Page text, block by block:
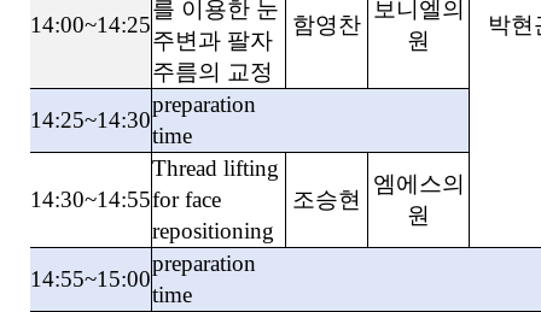
14:00~14:25
를 이용한 눈
주변과 팔자
주름의 교정
함영찬
보니엘의
원
박현
14:25~14:30
preparation
time
14:30~14:55
Thread lifting
for face
repositioning
조승현
엠에스의
원
14:55~15:00
preparation
time